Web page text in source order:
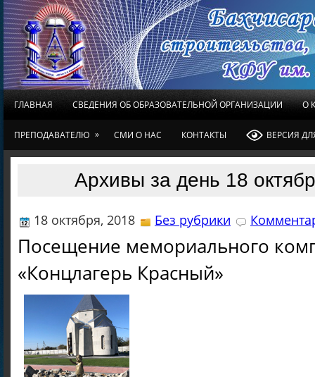
ГЛАВНАЯ СВЕДЕНИЯ ОБ ОБРАЗОВАТЕЛЬНОЙ ОРГАНИЗАЦИИ О
ПРЕПОДАВАТЕЛЮ » СМИ О НАС КОНТАКТЫ ВЕРСИЯ
Архивы за день 18
18 октября, 2018 Без рубрики
Посещение мемориального
«Концлагерь Красный»